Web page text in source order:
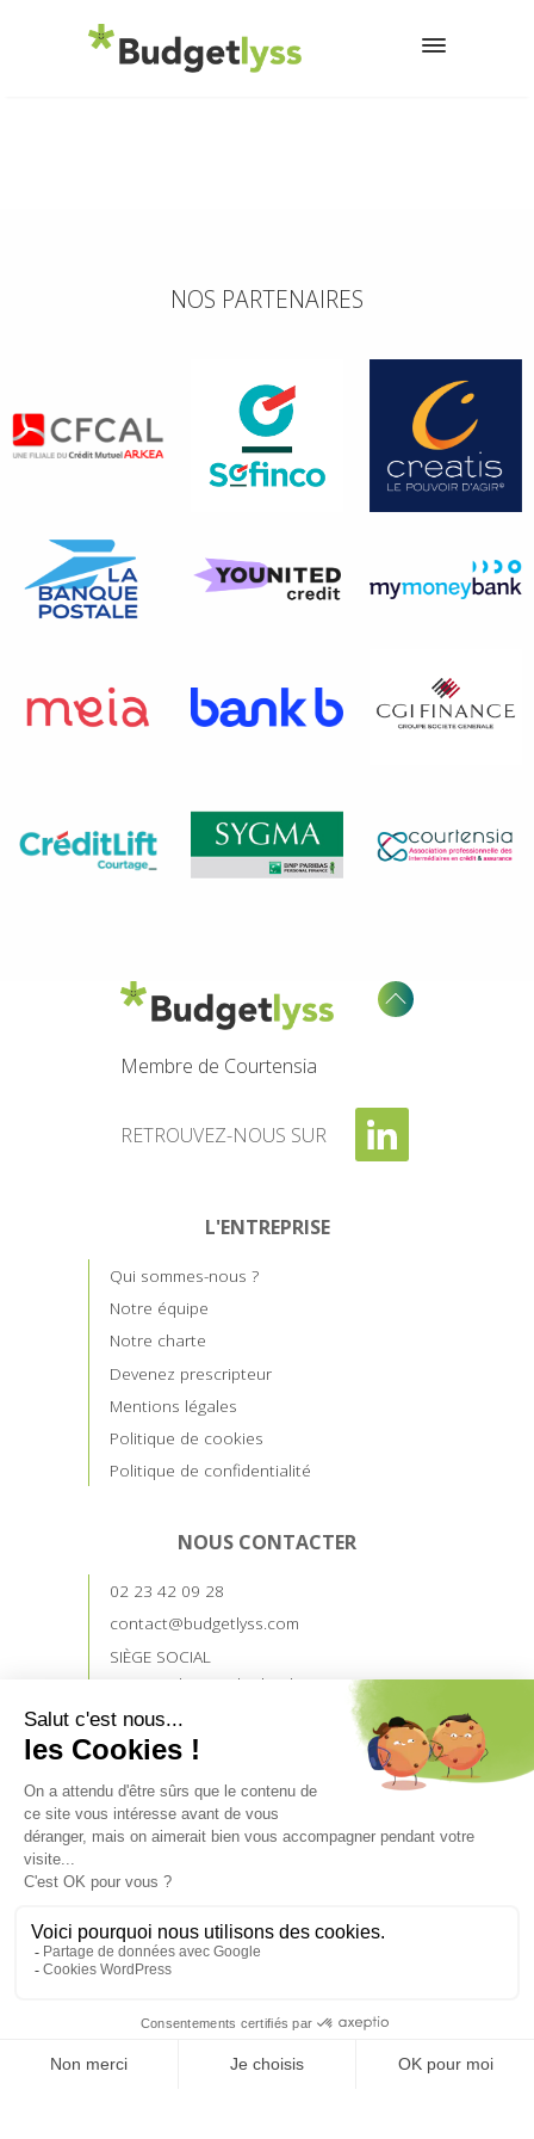
NOS PARTENAIRES
Membre de Courtensia
RETROUVEZ-NOUS SUR
L'ENTREPRISE
Qui sommes-nous ?
Notre équipe
Notre charte
Devenez prescripteur
Mentions légales
Politique de cookies
Politique de confidentialité
NOUS CONTACTER
02 23 42 09 28
contact@budgetlyss.com
SIÈGE SOCIAL
121 rue du Temple de Blosnes
35136 SAINT JACQUES DE LA LANDE
NOS PARTENAIRES
Devenez prescripteur
UN CRÉDIT VOUS ENGAGE ET DOIT ÊTRE
AVANT DE VOUS ENGAGER.
Aucun versement de quelque nature que ce soit, ne peut